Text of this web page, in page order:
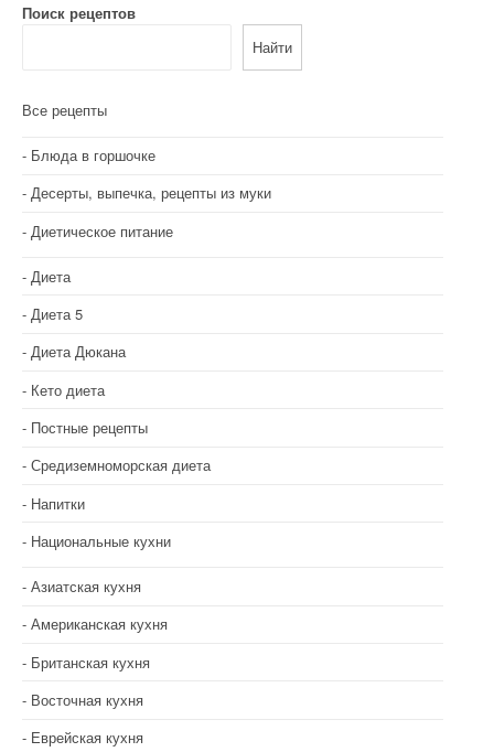
Поиск рецептов
Найти
Все рецепты
Блюда в горшочке
Десерты, выпечка, рецепты из муки
Диетическое питание
Диета
Диета 5
Диета Дюкана
Кето диета
Постные рецепты
Средиземноморская диета
Напитки
Национальные кухни
Азиатская кухня
Американская кухня
Британская кухня
Восточная кухня
Еврейская кухня